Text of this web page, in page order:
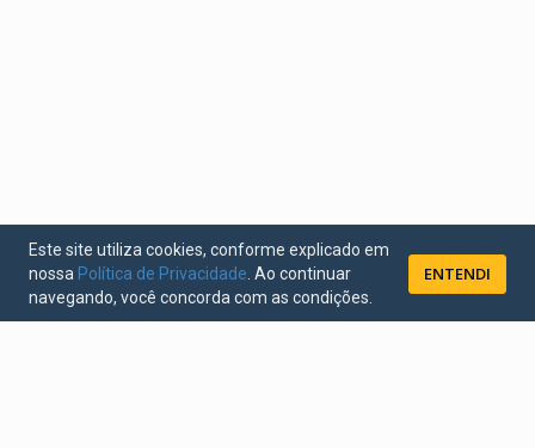
Este site utiliza cookies, conforme explicado em
nossa Política de Privacidade . Ao continuar
navegando, você concorda com as condições.
ENTENDI